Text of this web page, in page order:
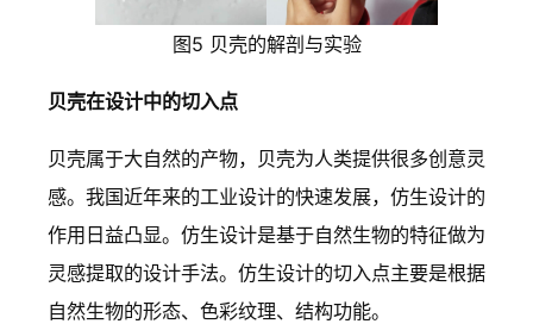
图5 贝壳的解剖与实验
贝壳在设计中的切入点
贝壳属于大自然的产物，贝壳为人类提供很多创意灵
感。我国近年来的工业设计的快速发展，仿生设计的
作用日益凸显。仿生设计是基于自然生物的特征做为
灵感提取的设计手法。仿生设计的切入点主要是根据
自然生物的形态、色彩纹理、结构功能。